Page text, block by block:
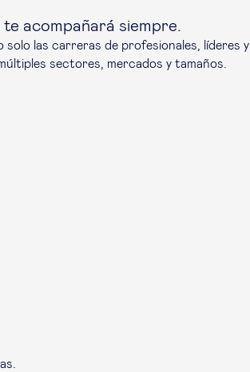
acompañará siempre.
las carreras de profesionales, líderes y
sectores, mercados y tamaños.